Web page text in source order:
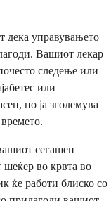
дека управувањето
Вашиот лекар
следење или
или
но ја зголемува
сегашен
во крвта во
ќе работи блиско со